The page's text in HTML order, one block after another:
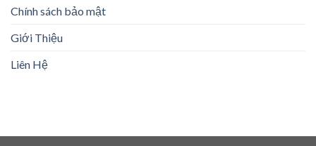
Chính sách bảo mật
Giới Thiệu
Liên Hệ